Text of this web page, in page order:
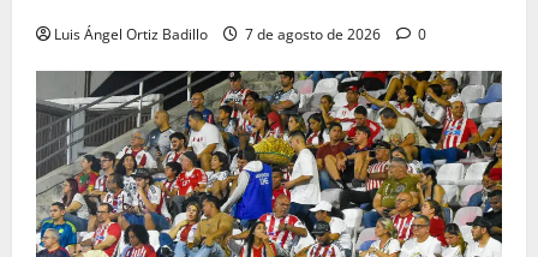
Luis Ángel Ortiz Badillo 7 de agosto de 2026 0